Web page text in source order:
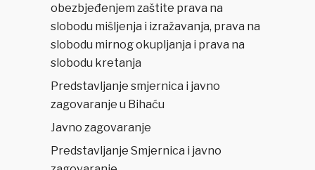
obezbjeđenjem zaštite prava na
slobodu mišljenja i izražavanja, prava na
slobodu mirnog okupljanja i prava na
slobodu kretanja
Predstavljanje smjernica i javno
zagovaranje u Bihaću
Javno zagovaranje
Predstavljanje Smjernica i javno